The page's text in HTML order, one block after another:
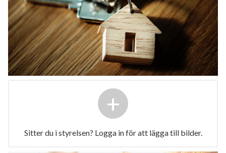
+
Sitter du i styrelsen? Logga in för att lägga till bilder.